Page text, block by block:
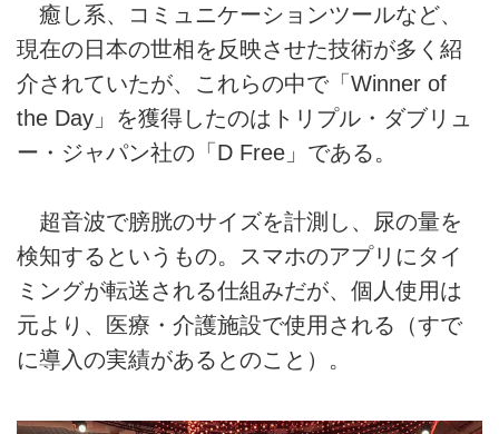
癒し系、コミュニケーションツールなど、
現在の日本の世相を反映させた技術が多く紹
介されていたが、これらの中で「Winner of
the Day」を獲得したのはトリプル・ダブリュ
ー・ジャパン社の「D Free」である。
超音波で膀胱のサイズを計測し、尿の量を
検知するというもの。スマホのアプリにタイ
ミングが転送される仕組みだが、個人使用は
元より、医療・介護施設で使用される（すで
に導入の実績があるとのこと）。